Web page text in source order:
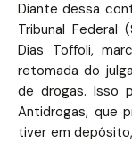
Diante dessa
Tribunal Federal
Dias Toffoli,
retomada do
de drogas. Isso
Antidrogas, que
tiver em